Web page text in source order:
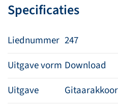
aantal
Specificaties
Liednummer 247
Uitgave vorm Download
Uitgave